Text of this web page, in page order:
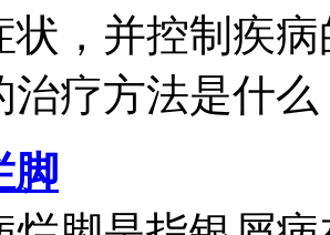
状，并控制疾
治疗方法是什
脚